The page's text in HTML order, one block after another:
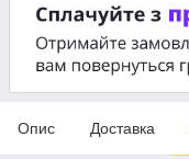
Опис Доставка